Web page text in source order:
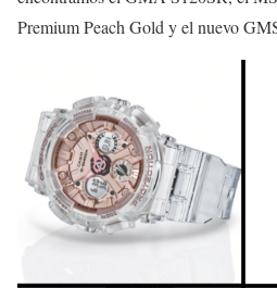
Premium Peach Gold y el nuevo